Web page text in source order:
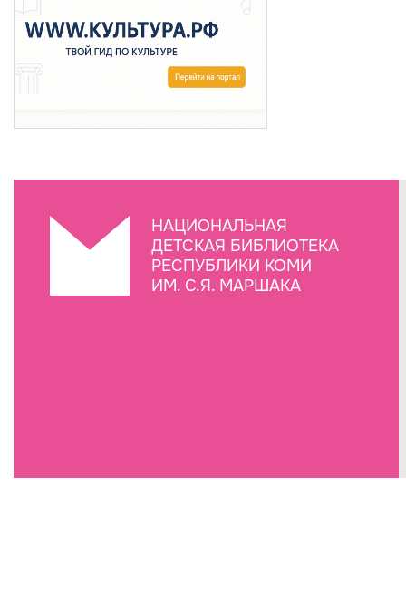
НАЦИОНАЛЬНАЯ
ДЕТСКАЯ БИБЛИОТЕКА
РЕСПУБЛИКИ КОМИ
ИМ. С.Я. МАРШАКА